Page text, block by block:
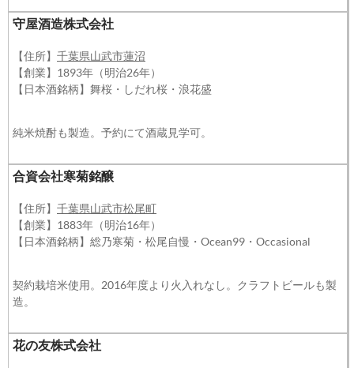
守屋酒造株式会社
【住所】 千葉県山武市蓮沼
【創業】1893年（明治26年）
【日本酒銘柄】舞桜・しだれ桜・浪花盛
純米焼酎も製造。予約にて酒蔵見学可。
合資会社寒菊銘醸
【住所】 千葉県山武市松尾町
【創業】1883年（明治16年）
【日本酒銘柄】総乃寒菊・松尾自慢・Ocean99・Occasional
契約栽培米使用。2016年度より火入れなし。クラフトビールも製
造。
花の友株式会社